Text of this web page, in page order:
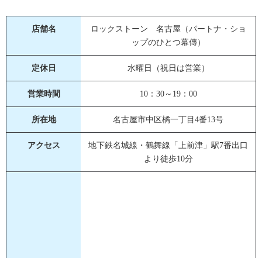
店舗名
ロックストーン 名古屋（パートナ・ショ
ップのひとつ幕傳）
定休日 水曜日（祝日は営業）
営業時間 10：30～19：00
所在地 名古屋市中区橘一丁目4番13号
アクセス
地下鉄名城線・鶴舞線「上前津」駅7番出口
より徒歩10分